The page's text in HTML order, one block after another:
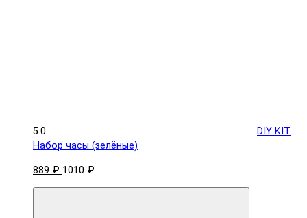
5.0
DIY KIT
Набор часы (зелёные)
889 ₽ 1010 ₽